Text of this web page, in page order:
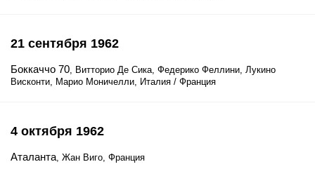
21 сентября 1962
Боккаччо 70, Витторио Де Сика, Федерико Феллини, Лукино
Висконти, Марио Моничелли, Италия / Франция
4 октября 1962
Аталанта, Жан Виго, Франция